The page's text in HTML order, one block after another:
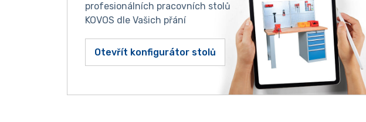
profesionálních pracovních stolů
KOVOS dle Vašich přání
Otevřít konfigurátor stolů